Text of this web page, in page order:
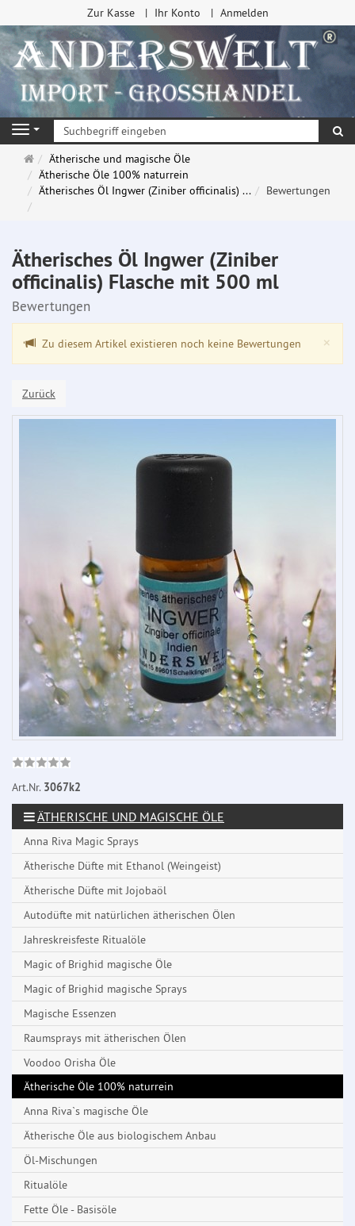
Zur Kasse Ihr Konto Anmelden
Navigation
Startseite
Ätherische und magische Öle
Ätherische Öle 100% naturrein
Ätherisches Öl Ingwer (Ziniber officinalis) ...
Bewertungen
Ätherisches Öl Ingwer (Ziniber
officinalis) Flasche mit 500 ml
Bewertungen
×
Zu diesem Artikel existieren noch keine Bewertungen
Zurück
Art.Nr. 3067k2
ÄTHERISCHE UND MAGISCHE ÖLE
Anna Riva Magic Sprays
Ätherische Düfte mit Ethanol (Weingeist)
Ätherische Düfte mit Jojobaöl
Autodüfte mit natürlichen ätherischen Ölen
Jahreskreisfeste Ritualöle
Magic of Brighid magische Öle
Magic of Brighid magische Sprays
Magische Essenzen
Raumsprays mit ätherischen Ölen
Voodoo Orisha Öle
Ätherische Öle 100% naturrein
Anna Riva`s magische Öle
Ätherische Öle aus biologischem Anbau
Öl-Mischungen
Ritualöle
Fette Öle - Basisöle